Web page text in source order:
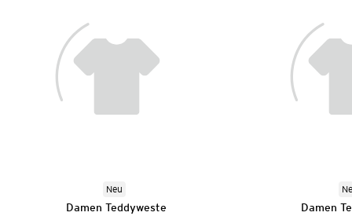
Neu
Damen Teddyweste Damen